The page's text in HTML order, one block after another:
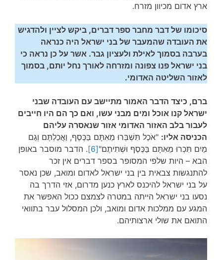
ארץ אדום מכיוון מזרח.
סיכומו של דבר מחבר ספר דברים, ביקש לציין ולהדגיש
את העובדה שהמעבר של בני ישראל היה כנראה
בערבה בסמוך לאילת ולעציון גבר. אשר על כן נראה כי
בני ישראל פנו צפונה ומזרחה לאורך נחל יותם, בסמוך
לאזור השליטה האדומי.
ברם, כיצד הדבר האמור מתיישב עם העובדה שבני
ישראל קנו אוכל ומים מבני עשו, ואם כך הם היו חייבים
לעבור בלב האזור האדומי אזור שנאסרה עליהם
הכניסה אליו: "אֹכֶל תִּשְׁבְּרוּ מֵאִתָּם בַּכֶּסֶף, וַאֲכַלְתֶּם וְגַם
מַיִם תִּכְרוּ מֵאִתָּם בַּכֶּסֶף וּשְׁתִיתֶם"[6]
. הדבר מוסבר באופן
הבא – היות שלפי המסופר בספר דברים אין זכר
להתנגשות צבאית בין בני ישראל לאדום ומואב, שכן נאסר
על בני ישראל להיכנס לארץ כנען מדרום, אזי הדרך בה
נסעו בני ישראל הייתה במטרה לצמצם ככול האפשר את
המגע עם ממלכות אדום ומואב, ולכן המסלול עבר בתוואי
התואם את שולי ארצותיהם.